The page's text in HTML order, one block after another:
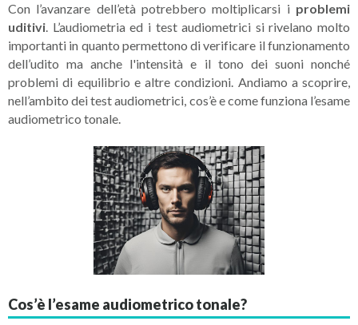
Con l’avanzare dell’età potrebbero moltiplicarsi i problemi
uditivi. L’audiometria ed i test audiometrici si rivelano molto
importanti in quanto permettono di verificare il funzionamento
dell’udito ma anche l'intensità e il tono dei suoni nonché
problemi di equilibrio e altre condizioni. Andiamo a scoprire,
nell’ambito dei test audiometrici, cos’è e come funziona l’esame
audiometrico tonale.
Cos’è l’esame audiometrico tonale?